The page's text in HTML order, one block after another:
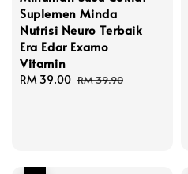
Suplemen Minda
Nutrisi Neuro Terbaik
Era Edar Examo
Vitamin
Sale
RM 39.00 Regular
RM 39.90